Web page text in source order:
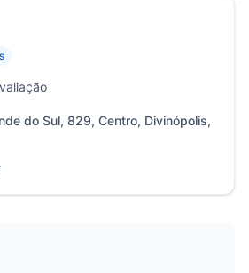
do Sul, 829, Centro, Divinópolis,